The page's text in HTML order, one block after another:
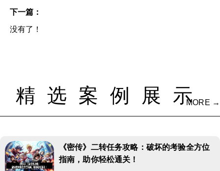
下一篇：
没有了！
精选案例展示MORE →
《密传》二转任务攻略：破坏的考验全方位
指南，助你轻松通关！